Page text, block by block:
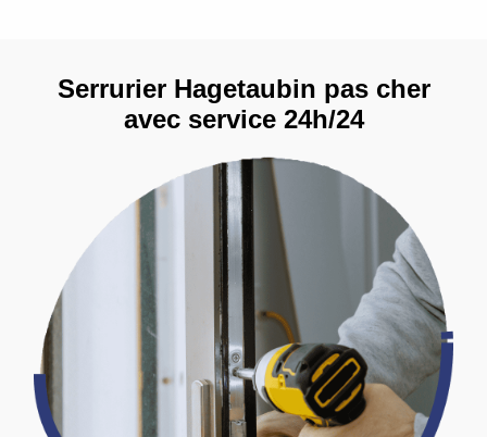
Serrurier Hagetaubin pas cher
avec service 24h/24